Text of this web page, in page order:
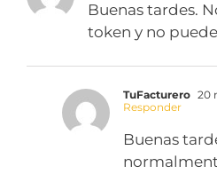
Buenas tardes.
token y no
TuFacturero 20
Responder
Buenas